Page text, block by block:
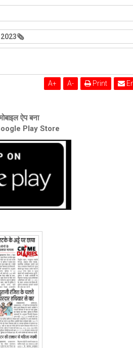
मंजूरी दी
2023🗞
A+ A- Print
ऐप बना
Play Store